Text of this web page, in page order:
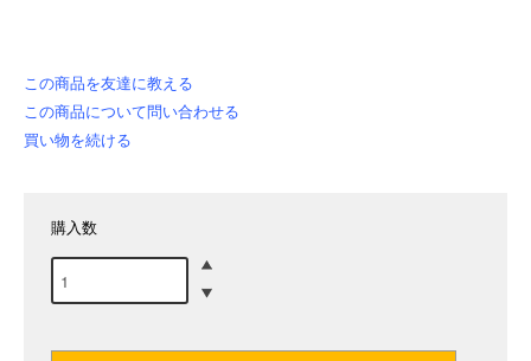
この商品を友達に教える
この商品について問い合わせる
買い物を続ける
購入数